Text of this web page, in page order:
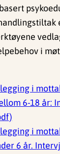
i
i
6-18 år:
i
6 år.